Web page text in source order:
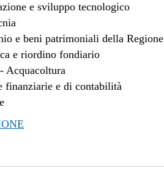
e sviluppo tecnologico
e beni patrimoniali della Regione
e riordino fondiario
Acquacoltura
finanziarie e di contabilità